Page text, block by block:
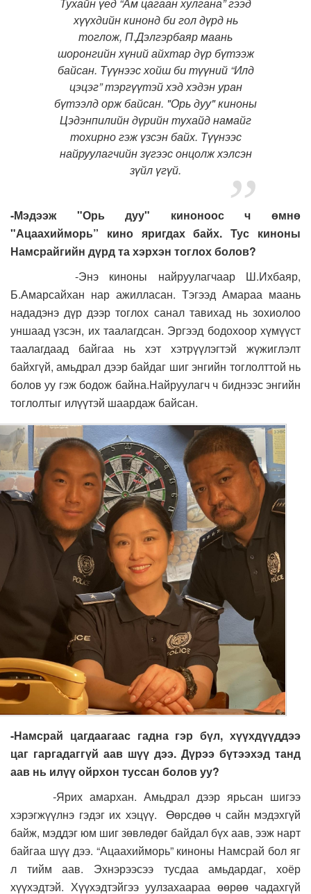
Тухайн үед “Ам цагаан хулгана” гээд
хүүхдийн кинонд би гол дүрд нь
тоглож, П.Дэлгэрбаяр маань
шоронгийн хүний айхтар дүр бүтээж
байсан. Түүнээс хойш би түүний “Илд
цэцэг” тэргүүтэй хэд хэдэн уран
бүтээлд орж байсан. "Орь дуу" киноны
Цэдэнпилийн дүрийн тухайд намайг
тохирно гэж үзсэн байх. Түүнээс
найруулагчийн зүгээс онцолж хэлсэн
зүйл үгүй.
-Мэдээж "Орь дуу" киноноос ч өмнө
"Ацаахийморь” кино яригдах байх. Тус киноны
Намсрайгийн дүрд та хэрхэн тоглох болов?
-Энэ киноны найруулагчаар Ш.Ихбаяр,
Б.Амарсайхан нар ажилласан. Тэгээд Амараа маань
нададэнэ дүр дээр тоглох санал тавихад нь зохиолоо
уншаад үзсэн, их таалагдсан. Эргээд бодохоор хүмүүст
таалагдаад байгаа нь хэт хэтрүүлэгтэй жүжиглэлт
байхгүй, амьдрал дээр байдаг шиг энгийн тоглолттой нь
болов уу гэж бодож байна.Найруулагч ч биднээс энгийн
тоглолтыг илүүтэй шаардаж байсан.
-Намсрай цагдаагаас гадна гэр бүл, хүүхдүүддээ
цаг гаргадаггүй аав шүү дээ. Дүрээ бүтээхэд танд
аав нь илүү ойрхон туссан болов уу?
-Ярих амархан. Амьдрал дээр ярьсан шигээ
хэрэгжүүлнэ гэдэг их хэцүү. Өөрсдөө ч сайн мэдэхгүй
байж, мэддэг юм шиг зөвлөдөг байдал бүх аав, ээж нарт
байгаа шүү дээ. “Ацаахийморь” киноны Намсрай бол яг
л тийм аав. Эхнэрээсээ тусдаа амьдардаг, хоёр
хүүхэдтэй. Хүүхэдтэйгээ уулзахаараа өөрөө чадахгүй